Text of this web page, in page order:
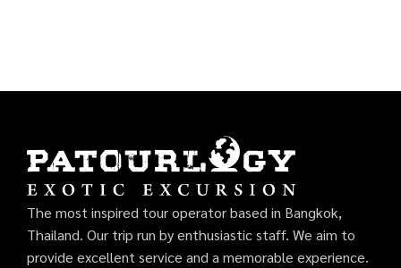
The most inspired tour operator based in Bangkok,
Thailand. Our trip run by enthusiastic staff. We aim to
provide excellent service and a memorable experience.